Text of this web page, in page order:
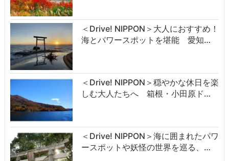
＜Drive! NIPPON＞大人におすすめ！
海とパワースポットを堪能 愛知…
＜Drive! NIPPON＞穏やかな休日を楽
しむ大人たちへ 箱根・小田原ド…
＜Drive! NIPPON＞海に囲まれたパワ
ースポットや妖怪の世界を巡る、…